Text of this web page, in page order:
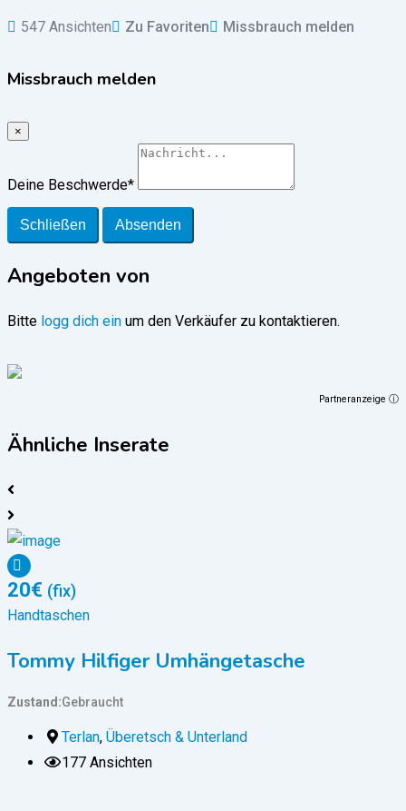
547 Ansichten Zu Favoriten Missbrauch melden
Missbrauch melden
×
Deine Beschwerde*
Schließen Absenden
Angeboten von
Bitte logg dich ein um den Verkäufer zu kontaktieren.
Partneranzeige ⓘ
Ähnliche Inserate
20€ (fix)
Handtaschen
Tommy Hilfiger Umhängetasche
Zustand Gebraucht
Terlan, Überetsch & Unterland
177 Ansichten